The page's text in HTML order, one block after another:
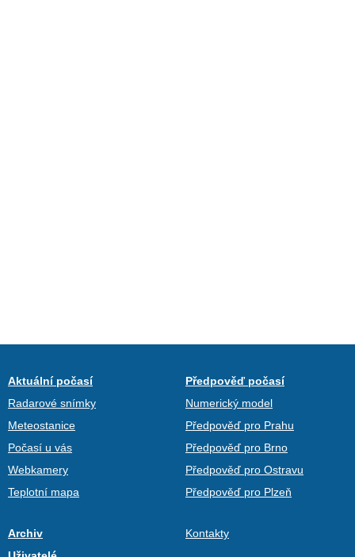
Aktuální počasí
Radarové snímky
Meteostanice
Počasí u vás
Webkamery
Teplotní mapa
Předpověď počasí
Numerický model
Předpověď pro Prahu
Předpověď pro Brno
Předpověď pro Ostravu
Předpověď pro Plzeň
Archiv
Kontakty